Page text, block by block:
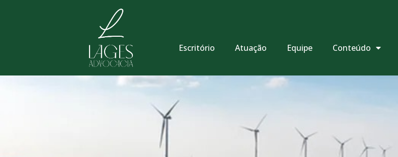
Escritório Atuação Equipe Conteúdo